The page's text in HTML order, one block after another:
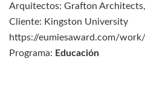
Arquitectos: Grafton
Cliente: Kingston University
https://eumiesaward.com/
Programa: Educación